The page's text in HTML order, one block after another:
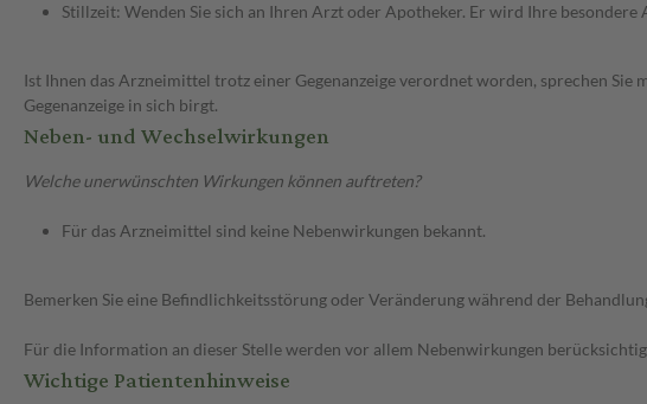
Stillzeit: Wenden Sie sich an Ihren Arzt oder Apotheker. Er wird Ihre
Ist Ihnen das Arzneimittel trotz einer Gegenanzeige verordnet worden, sprechen
Gegenanzeige in sich birgt.
Neben- und Wechselwirkungen
Welche unerwünschten Wirkungen können auftreten?
Für das Arzneimittel sind keine Nebenwirkungen bekannt.
Bemerken Sie eine Befindlichkeitsstörung oder Veränderung während der
Für die Information an dieser Stelle werden vor allem Nebenwirkungen
Wichtige Patientenhinweise